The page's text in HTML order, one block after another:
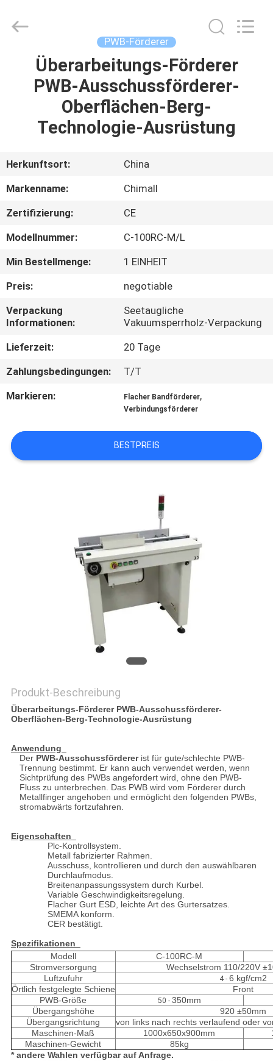
HAUS
PRODUKTE
UNS
AUSFLUG
QUALITÄTSKONTROLLE
TRETEN
SIE
MIT
UNS
VERBINDUNG
FORDERN
SIE EIN
Limited.
PWB-Förderer
Überarbeitungs-Förderer
PWB-Ausschussförderer-
Oberflächen-Berg-
Technologie-Ausrüstung
Herkunftsort:
China
Markenname:
Chimall
Zertifizierung:
CE
Modellnummer:
C-100RC-M/L
Min Bestellmenge:
1 EINHEIT
Preis:
negotiable
Verpackung
Informationen:
Seetaugliche
Vakuumsperrholz-Verpackung
Lieferzeit:
20 Tage
Zahlungsbedingungen:
T/T
Markieren:
Flacher Bandförderer,
Verbindungsförderer
BESTPREIS
Produkt-Beschreibung
Überarbeitungs-Förderer PWB-Ausschussförderer-
Oberflächen-Berg-Technologie-Ausrüstung
Anwendung
Der PWB-Ausschussfördererist für gute/schlechte PWB-
Trennung bestimmt. Er kann auch verwendet werden, wenn
Sichtprüfung des PWBs angefordert wird, ohne den PWB-
Fluss zu unterbrechen. Das PWB wird vom Förderer durch
Metallfinger angehoben und ermöglicht den folgenden PWBs,
stromabwärts fortzufahren.
Eigenschaften
Plc-Kontrollsystem.
Metall fabrizierter Rahmen.
Ausschuss, kontrollieren und durch den auswählbaren
Durchlaufmodus.
Breitenanpassungssystem durch Kurbel.
Variable Geschwindigkeitsregelung.
Flacher Gurt ESD, leichte Art des Gurtersatzes.
SMEMA konform.
CER bestätigt.
Spezifikationen
Modell
C-100RC-M
Stromversorgung
Wechselstrom 110/220V
Luftzufuhr
4 -6 kgf/cm2
Örtlich festgelegte Schiene
Front
PWB-Größe
50 - 350mm
Übergangshöhe
920 ±50mm
Übergangsrichtung
von links nach rechts verlaufend oder
Maschinen-Maß
1000x650x900mm
Maschinen-Gewicht
85kg
* andere Wahlen verfügbar auf Anfrage.